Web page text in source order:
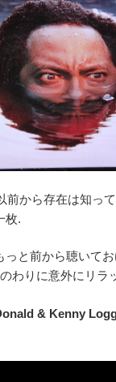
前から存在は知っ
枚.
っと前から聴いて
わりに意外にリラ
& Kenny